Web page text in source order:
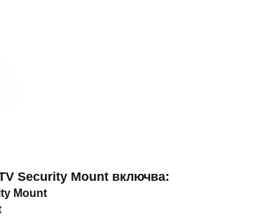
Security Mount включва:
Mount